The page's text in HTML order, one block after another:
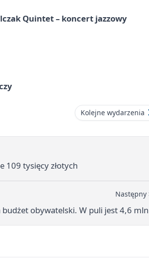
Quintet – koncert jazzowy
Kolejne wydarzenia
109 tysięcy złotych
Następny
budżet obywatelski. W puli jest 4,6 mln